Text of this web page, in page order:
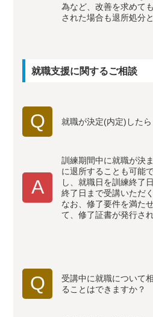
為など、改善を求めて
された場合も退所処分
就職支援に関するご相談
Q 就職が決定(内定)したら
A
訓練期間中に就職が決
に退所することも可能
し、就職日を訓練終了
終了日まで受講いただ
なお、修了要件を満た
て、修了証書が発行され
Q
受講中に就職について
ることはできますか？